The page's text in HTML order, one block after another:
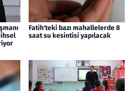
Fatih'teki bazı mahallelerde 8
saat su kesintisi yapılacak